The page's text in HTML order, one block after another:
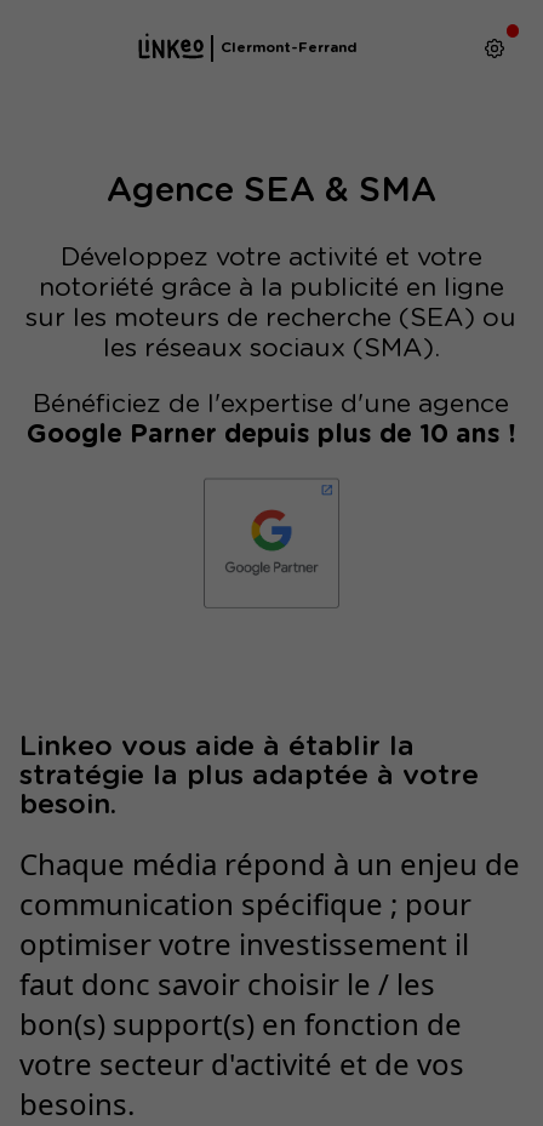
Clermont-Ferrand
Agence SEA & SMA
Développez votre activité et votre
notoriété grâce à la publicité en ligne
sur les moteurs de recherche (SEA) ou
les réseaux sociaux (SMA).
Bénéficiez de l'expertise d'une agence
Google Parner depuis plus de 10 ans !
Linkeo vous aide à établir la
stratégie la plus adaptée à votre
besoin.
Chaque média répond à un enjeu de
communication spécifique ; pour
optimiser votre investissement il
faut donc savoir choisir le / les
bon(s) support(s) en fonction de
votre secteur d'activité et de vos
besoins.